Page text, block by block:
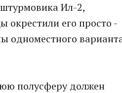
Ил-2,
окрестили его просто -
одноместного
полусферу должен